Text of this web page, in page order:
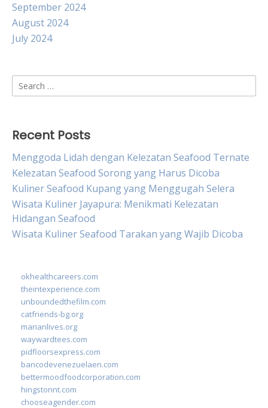
September 2024
August 2024
July 2024
Search
for:
Recent Posts
Menggoda Lidah dengan Kelezatan Seafood Ternate
Kelezatan Seafood Sorong yang Harus Dicoba
Kuliner Seafood Kupang yang Menggugah Selera
Wisata Kuliner Jayapura: Menikmati Kelezatan
Hidangan Seafood
Wisata Kuliner Seafood Tarakan yang Wajib Dicoba
okhealthcareers.com
theintexperience.com
unboundedthefilm.com
catfriends-bg.org
marianlives.org
waywardtees.com
pidfloorsexpress.com
bancodevenezuelaen.com
bettermoodfoodcorporation.com
hingstonnt.com
chooseagender.com